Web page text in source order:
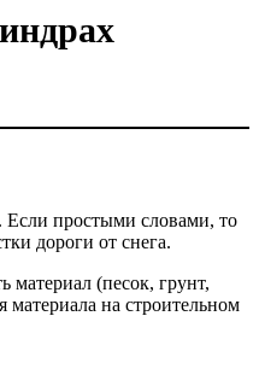
Если простыми словами, то
дороги от снега.
материал (песок, грунт,
на строительном